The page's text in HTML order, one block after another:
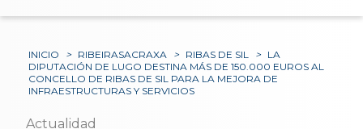
INICIO > RIBEIRASACRAXA > RIBAS DE SIL > LA
DIPUTACIÓN DE LUGO DESTINA MÁS DE 150.000 EUROS AL
CONCELLO DE RIBAS DE SIL PARA LA MEJORA DE
INFRAESTRUCTURAS Y SERVICIOS
Actualidad